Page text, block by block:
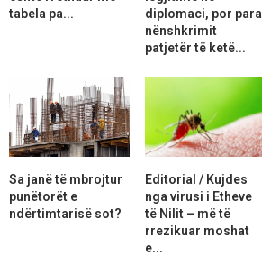
tabela pa...
diplomaci, por para
nënshkrimit
patjetër të ketë...
Sa janë të mbrojtur
punëtorët e
ndërtimtarisë sot?
Editorial / Kujdes
nga virusi i Etheve
të Nilit – më të
rrezikuar moshat
e...